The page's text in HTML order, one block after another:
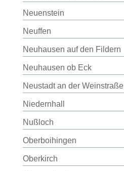
Neuenstein
Neuffen
Neuhausen auf den Fildern
Neuhausen ob Eck
Neustadt an der Weinstraße
Niedernhall
Nußloch
Oberboihingen
Oberkirch